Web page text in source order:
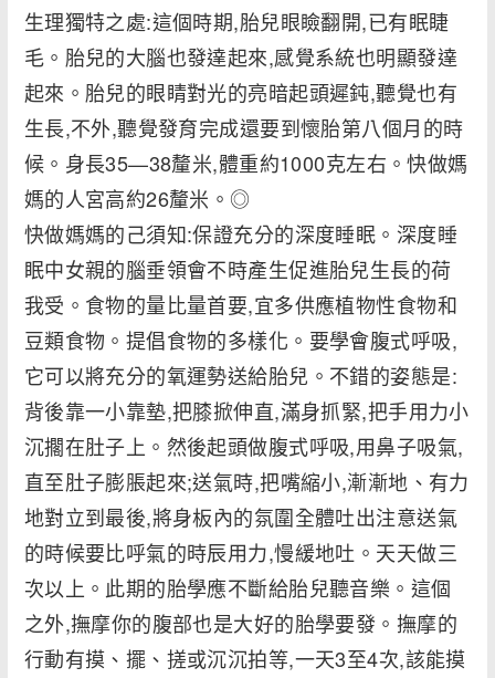
生理獨特之處:這個時期,胎兒眼瞼翻開,已有眠睫
毛。胎兒的大腦也發達起來,感覺系統也明顯發達
起來。胎兒的眼睛對光的亮暗起頭遲鈍,聽覺也有
生長,不外,聽覺發育完成還要到懷胎第八個月的時
候。身長35—38釐米,體重約1000克左右。快做媽
媽的人宮高約26釐米。◎
快做媽媽的己須知:保證充分的深度睡眠。深度睡
眠中女親的腦垂領會不時產生促進胎兒生長的荷
我受。食物的量比量首要,宜多供應植物性食物和
豆類食物。提倡食物的多樣化。要學會腹式呼吸,
它可以將充分的氧運勢送給胎兒。不錯的姿態是:
背後靠一小靠墊,把膝掀伸直,滿身抓緊,把手用力小
沉擱在肚子上。然後起頭做腹式呼吸,用鼻子吸氣,
直至肚子膨脹起來;送氣時,把嘴縮小,漸漸地、有力
地對立到最後,將身板內的氛圍全體吐出注意送氣
的時候要比呼氣的時辰用力,慢緩地吐。天天做三
次以上。此期的胎學應不斷給胎兒聽音樂。這個
之外,撫摩你的腹部也是大好的胎學要發。撫摩的
行動有摸、擺、搓或沉沉拍等,一天3至4次,該能摸